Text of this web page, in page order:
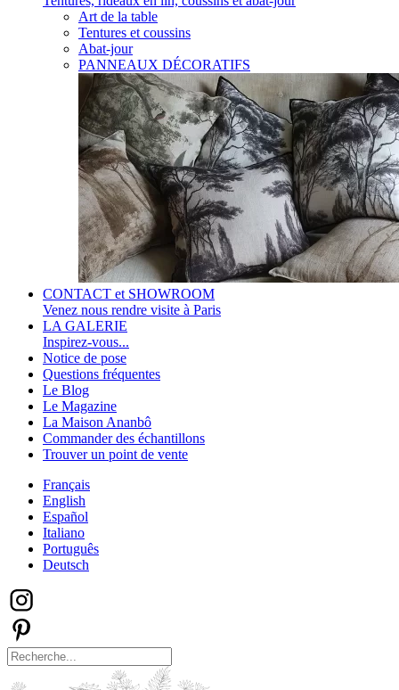
Art de la table
Tentures et coussins
Abat-jour
PANNEAUX DÉCORATIFS
CONTACT et SHOWROOM
Venez nous rendre visite à Paris
LA GALERIE
Inspirez-vous...
Notice de pose
Questions fréquentes
Le Blog
Le Magazine
La Maison Ananbô
Commander des échantillons
Trouver un point de vente
Français
English
Español
Italiano
Português
Deutsch